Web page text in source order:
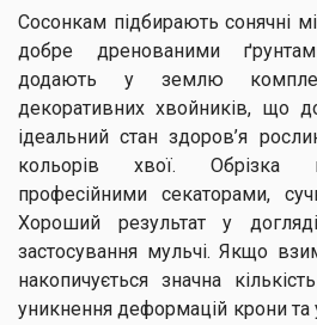
Сосонкам підбирають сонячні
добре дренованими
додають у землю
декоративних хвойників, що
ідеальний стан здоров’я
кольорів хвої. Обрізка
професійними секаторами,
Хороший результат у
застосування мульчі. Якщо
накопичується значна
уникнення деформацій крони та